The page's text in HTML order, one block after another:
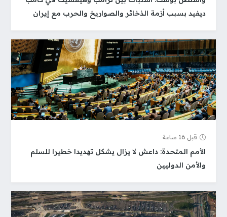
ديفيد بسبب أزمة الذخائر والصواريخ والحرب مع إيران
قبل 16 ساعة
الأمم المتحدة: داعش لا يزال يشكل تهديدا خطيرا للسلم
والأمن الدوليين